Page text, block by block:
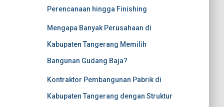
Perencanaan hingga Finishing
Mengapa Banyak Perusahaan di
Kabupaten Tangerang Memilih
Bangunan Gudang Baja?
Kontraktor Pembangunan Pabrik di
Kabupaten Tangerang dengan Struktur